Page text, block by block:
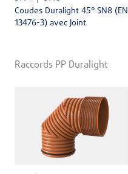
Coudes Duralight 45° SN8 (EN
13476-3) avec Joint
Raccords PP Duralight